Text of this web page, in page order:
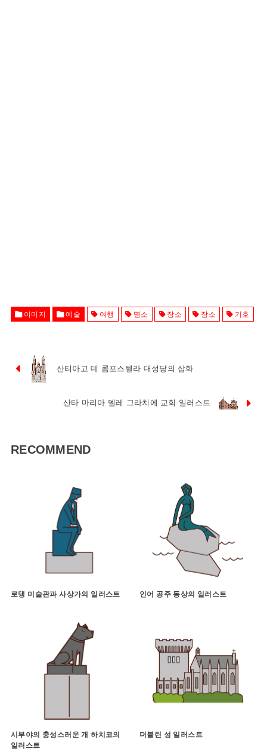
이미지 예술 여행 명소 장소 장소 기호
산티아고 데 콤포스텔라 대성당의 삽화
산타 마리아 델레 그라치에 교회 일러스트
RECOMMEND
로댕 미술관과 사상가의 일러스트 인어 공주 동상의 일러스트
시부야의 충성스러운 개 하치코의
일러스트
더블린 성 일러스트